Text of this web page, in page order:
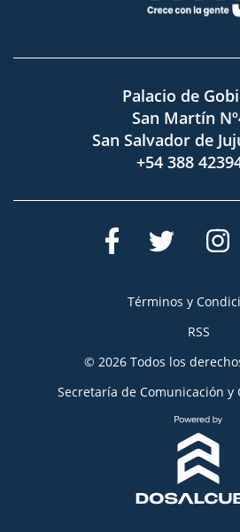
Palacio de
San Martín
San Salvador de
+54 388
Términos y
RSS
© 2026 Todos los
Secretaría de Comunicación